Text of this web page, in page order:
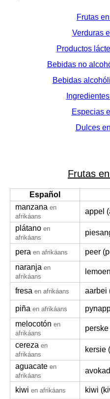
Frutas
Verduras
Productos
Bebidas no
Bebidas
Especias
Dulces
Frutas
Español
manzana en
afrikáans
appel
plátano en
afrikáans
pera en afrikáans
peer
naranja en
afrikáans
fresa en afrikáans aarbei
piña en afrikáans
melocotón en
afrikáans
cereza en
afrikáans
kersie
aguacate en
afrikáans
kiwi en afrikáans
kiwi